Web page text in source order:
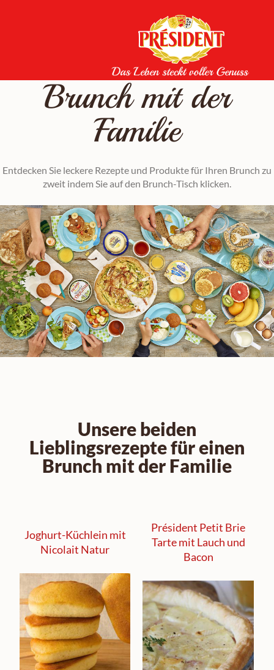
Brunch mit der
Familie
Entdecken Sie leckere Rezepte und Produkte für Ihren Brunch zu
zweit indem Sie auf den Brunch-Tisch klicken.
Unsere beiden
Lieblingsrezepte für einen
Brunch mit der Familie
Joghurt-Küchlein mit
Nicolait Natur
Président Petit Brie
Tarte mit Lauch und
Bacon